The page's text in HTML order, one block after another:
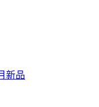
新品